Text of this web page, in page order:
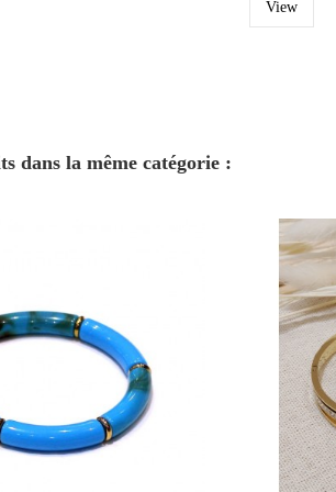
View
dans la même catégorie :